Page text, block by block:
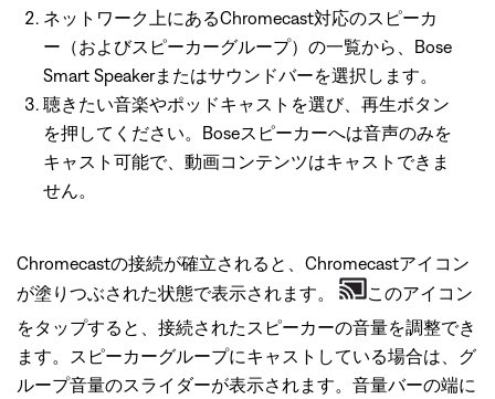
ネットワーク上にあるChromecast対応のスピーカ
ー（およびスピーカーグループ）の一覧から、Bose
Smart Speakerまたはサウンドバーを選択します。
聴きたい音楽やポッドキャストを選び、再生ボタン
を押してください。Boseスピーカーへは音声のみを
キャスト可能で、動画コンテンツはキャストできま
せん。
Chromecastの接続が確立されると、Chromecastアイコン
が塗りつぶされた状態で表示されます。
このアイコン
をタップすると、接続されたスピーカーの音量を調整でき
ます。スピーカーグループにキャストしている場合は、グ
ループ音量のスライダーが表示されます。音量バーの端に